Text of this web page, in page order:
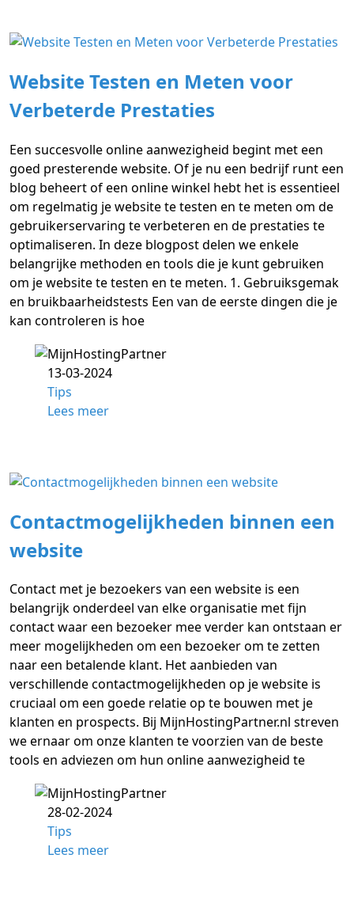
Website Testen en Meten voor
Verbeterde Prestaties
Een succesvolle online aanwezigheid begint met een
goed presterende website. Of je nu een bedrijf runt een
blog beheert of een online winkel hebt het is essentieel
om regelmatig je website te testen en te meten om de
gebruikerservaring te verbeteren en de prestaties te
optimaliseren. In deze blogpost delen we enkele
belangrijke methoden en tools die je kunt gebruiken
om je website te testen en te meten. 1. Gebruiksgemak
en bruikbaarheidstests Een van de eerste dingen die je
kan controleren is hoe
13-03-2024
Tips
Lees meer
Contactmogelijkheden binnen een
website
Contact met je bezoekers van een website is een
belangrijk onderdeel van elke organisatie met fijn
contact waar een bezoeker mee verder kan ontstaan er
meer mogelijkheden om een bezoeker om te zetten
naar een betalende klant. Het aanbieden van
verschillende contactmogelijkheden op je website is
cruciaal om een goede relatie op te bouwen met je
klanten en prospects. Bij MijnHostingPartner.nl streven
we ernaar om onze klanten te voorzien van de beste
tools en adviezen om hun online aanwezigheid te
28-02-2024
Tips
Lees meer